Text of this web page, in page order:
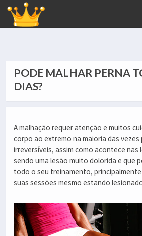
PODE MALHAR PERNA
DIAS?
A malhação requer atenção e muitos
corpo ao extremo na maioria das
irreversíveis, assim como acontece nas
sendo uma lesão muito dolorida e que
todo o seu treinamento,
suas sessões mesmo estando